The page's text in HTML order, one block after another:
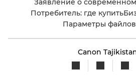
Заявление о современном
Потребитель: где купить
Параметры
Canon